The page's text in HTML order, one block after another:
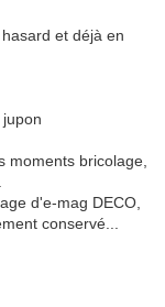
et déjà en
moments bricolage,
d'e-mag DECO,
conservé...